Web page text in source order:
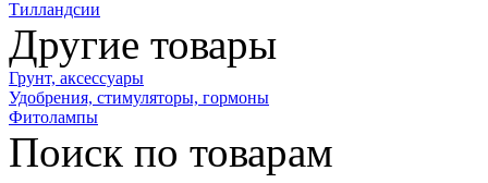
Тилландсии
Другие товары
Грунт, аксессуары
Удобрения, стимуляторы, гормоны
Фитолампы
Поиск по товарам